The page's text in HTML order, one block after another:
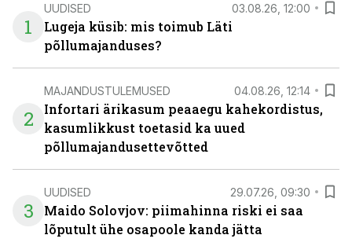
1
UUDISED 03.08.26, 12:00
Lugeja küsib: mis toimub Läti
põllumajanduses?
2
MAJANDUSTULEMUSED 04.08.26, 12:14
Infortari ärikasum peaaegu kahekordistus,
kasumlikkust toetasid ka uued
põllumajandusettevõtted
3
UUDISED 29.07.26, 09:30
Maido Solovjov: piimahinna riski ei saa
lõputult ühe osapoole kanda jätta